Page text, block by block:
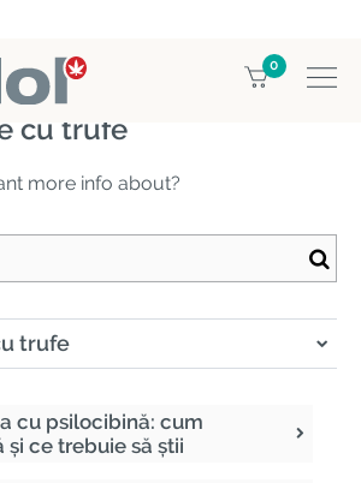
0
Microdozare cu trufe
cu trufe
more info about?
trufe
cu psilocibină: cum
și ce trebuie să știi